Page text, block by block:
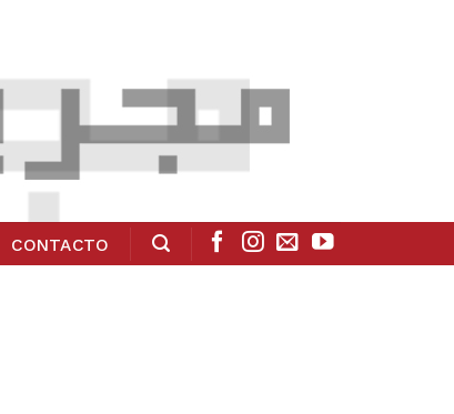
CONTACTO